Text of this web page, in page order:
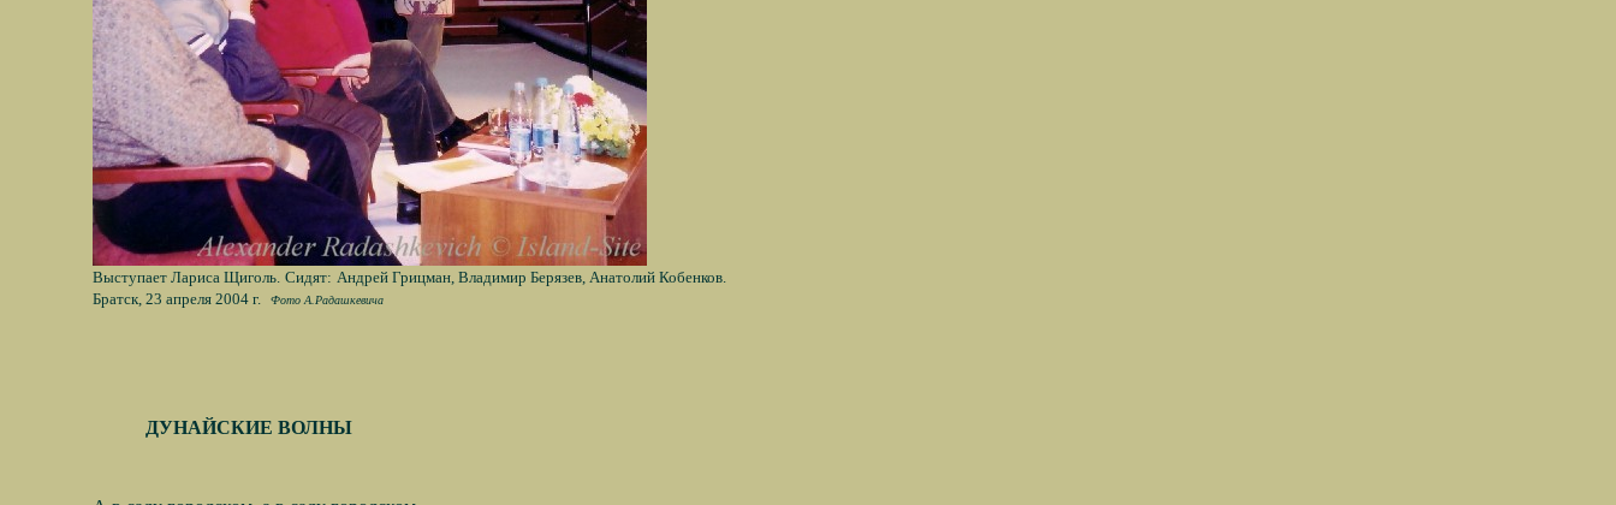
Выступает Лариса Щиголь. Сидят: Андрей Грицман, Владимир Берязев, Анатолий Кобенков.
Братск, 23 апреля 2004 г.
Фото А.Радашкевича
ДУНАЙСКИЕ ВОЛНЫ